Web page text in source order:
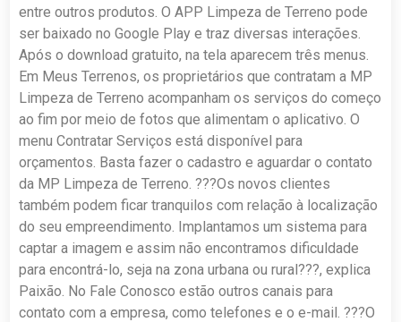
entre outros produtos. O APP Limpeza de Terreno pode
ser baixado no Google Play e traz diversas interações.
Após o download gratuito, na tela aparecem três menus.
Em Meus Terrenos, os proprietários que contratam a MP
Limpeza de Terreno acompanham os serviços do começo
ao fim por meio de fotos que alimentam o aplicativo. O
menu Contratar Serviços está disponível para
orçamentos. Basta fazer o cadastro e aguardar o contato
da MP Limpeza de Terreno. ???Os novos clientes
também podem ficar tranquilos com relação à localização
do seu empreendimento. Implantamos um sistema para
captar a imagem e assim não encontramos dificuldade
para encontrá-lo, seja na zona urbana ou rural???, explica
Paixão. No Fale Conosco estão outros canais para
contato com a empresa, como telefones e o e-mail. ???O